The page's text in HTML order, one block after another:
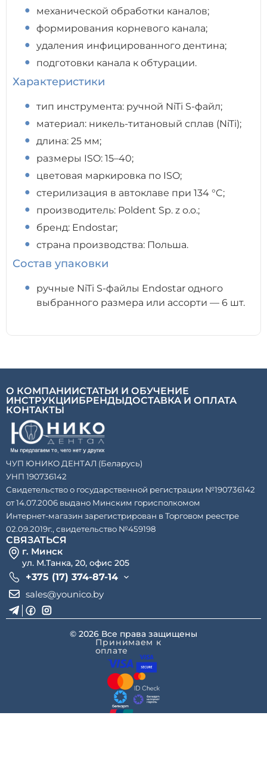
механической обработки каналов;
формирования корневого канала;
удаления инфицированного дентина;
подготовки канала к обтурации.
Характеристики
тип инструмента: ручной NiTi S-файл;
материал: никель-титановый сплав (NiTi);
длина: 25 мм;
размеры ISO: 15–40;
цветовая маркировка по ISO;
стерилизация в автоклаве при 134 °C;
производитель: Poldent Sp. z o.o.;
бренд: Endostar;
страна производства: Польша.
Состав упаковки
ручные NiTi S-файлы Endostar одного
выбранного размера или ассорти — 6 шт.
О КОМПАНИИСТАТЬИ И ОБУЧЕНИЕ
ИНСТРУКЦИИБРЕНДЫДОСТАВКА И ОПЛАТА
КОНТАКТЫ
ЧУП ЮНИКО ДЕНТАЛ (Беларусь)
УНП 190736142
Свидетельство о государственной регистрации №190736142
от 14.07.2006 выдано Минским горисполкомом
Интернет-магазин зарегистрирован в Торговом реестре
02.09.2019г., свидетельство №459198
СВЯЗАТЬСЯ
г. Минск
ул. М.Танка, 20, офис 205
+375 (17) 374-87-14
sales@younico.by
© 2026 Все права защищены
Принимаем к
оплате